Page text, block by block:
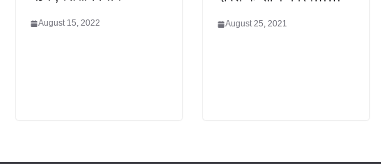
August 15, 2022 August 25, 2021